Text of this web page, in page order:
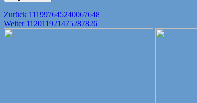
Beitragsnavigation
Zurück Vorheriger
Beitrag:
111997645240067648
Weiter Nächster
112011921475287826